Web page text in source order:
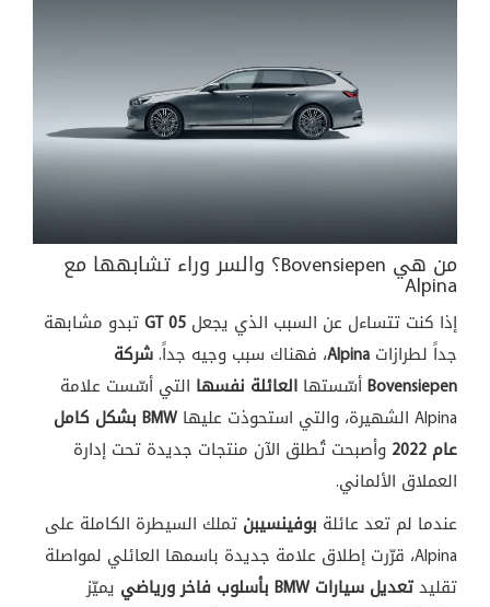
من هي Bovensiepen؟ والسر وراء تشابهها مع
Alpina
إذا كنت تتساءل عن السبب الذي يجعل 05 GT
تبدو مشابهة
جداً لطرازات Alpina، فهناك سبب وجيه جداً.شركة
Bovensiepenأسّستها العائلة نفسها التي أسّست علامة
Alpina الشهيرة، والتي استحوذت عليها
BMW بشكل كامل
عام 2022
وأصبحت تُطلق الآن منتجات جديدة تحت إدارة
العملاق الألماني.
عندما لم تعد عائلة بوفينسيبن تملك السيطرة الكاملة على
Alpina، قرّرت إطلاق علامة جديدة باسمها العائلي لمواصلة
تقليدتعديل سيارات BMW بأسلوب فاخر ورياضي
يميّز